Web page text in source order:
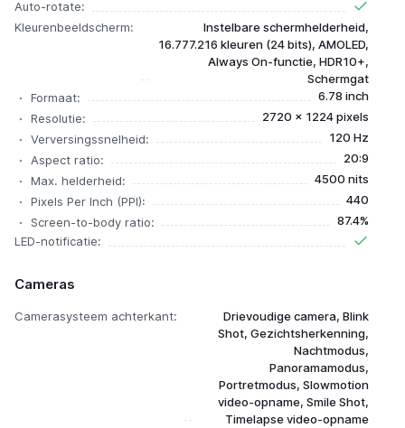
Auto-rotate:
Kleurenbeeldscherm:
Instelbare schermhelderheid,
16.777.216 kleuren (24 bits), AMOLED,
Always On-functie, HDR10+,
Schermgat
Formaat:
6.78 inch
Resolutie:
2720 x 1224 pixels
Verversingssnelheid:
120 Hz
Aspect ratio:
20:9
Max. helderheid:
4500 nits
Pixels Per Inch (PPI):
440
Screen-to-body ratio:
87.4%
LED-notificatie:
Cameras
Camerasysteem achterkant:
Drievoudige camera, Blink
Shot, Gezichtsherkenning,
Nachtmodus,
Panoramamodus,
Portretmodus, Slowmotion
video-opname, Smile Shot,
Timelapse video-opname